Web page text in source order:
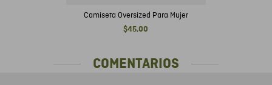
Camiseta Oversized Para Mujer
$45,00
COMENTARIOS